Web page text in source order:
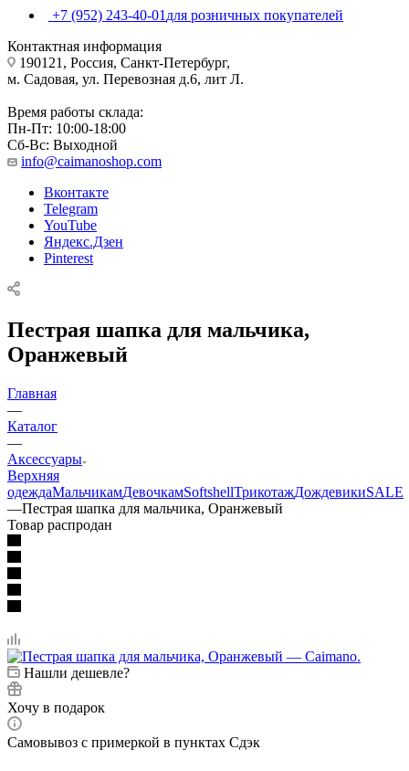
+7 (952) 243-40-01 для розничных покупателей
Контактная информация
190121, Россия, Санкт-Петербург,
м. Садовая, ул. Перевозная д.6, лит Л.
Время работы склада:
Пн-Пт: 10:00-18:00
Сб-Вс: Выходной
info@caimanoshop.com
Вконтакте
Telegram
YouTube
Яндекс.Дзен
Pinterest
Пестрая шапка для мальчика,
Оранжевый
Главная
—
Каталог
—
Аксессуары
Верхняя
одеждаМальчикамДевочкамSoftshellТрикотажДождевикиSALE
—Пестрая шапка для мальчика, Оранжевый
Товар распродан
Нашли дешевле?
Хочу в подарок
Самовывоз с примеркой в пунктах Сдэк